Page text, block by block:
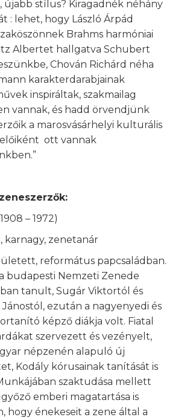
újabb stílus? Kiragadnék néhány
: lehet, hogy László Árpád
Brahms harmóniai
Albertet hallgatva Schubert
Chován Richárd néha
karakterdarabjainak
inspiráltak, szakmailag
vannak, és hadd örvendjünk
a marosvásárhelyi kulturális
ott vannak
– 1972)
karnagy, zenetanár
református papcsaládban.
budapesti Nemzeti Zenede
tanult, Sugár Viktortól és
ezután a nagyenyedi és
képző diákja volt. Fiatal
szervezett és vezényelt,
népzenén alapuló új
Kodály kórusainak tanítását is
szaktudása mellett
emberi magatartása is
hogy énekeseit a zene által a